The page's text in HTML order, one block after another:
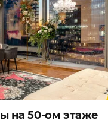
на 50-ом этаже